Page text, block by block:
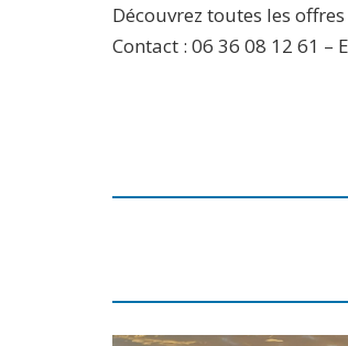
Découvrez toutes les
Contact : 06 36 08 12 61 –